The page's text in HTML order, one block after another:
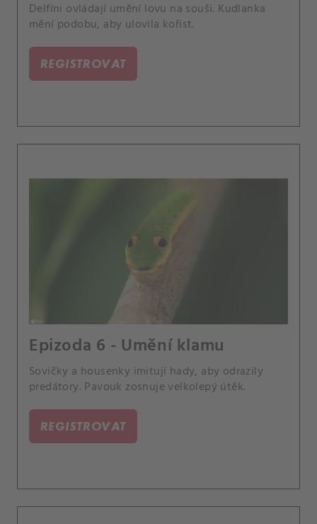
Delfíni ovládají umění lovu na souši. Kudlanka
mění podobu, aby ulovila kořist.
REGISTROVAT
Epizoda 6 - Umění klamu
Sovičky a housenky imitují hady, aby odrazily
predátory. Pavouk zosnuje velkolepý útěk.
REGISTROVAT